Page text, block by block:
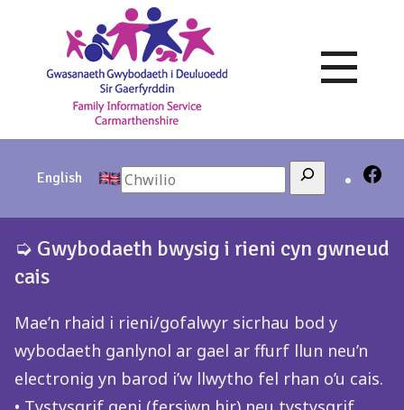
English Search
➭ Gwybodaeth bwysig i rieni cyn gwneud
cais
Mae’n rhaid i rieni/gofalwyr sicrhau bod y
wybodaeth ganlynol ar gael ar ffurf llun neu’n
electronig yn barod i’w llwytho fel rhan o’u cais.